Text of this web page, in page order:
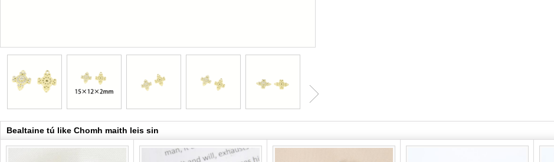
Bealtaine tú like Chomh maith leis sin